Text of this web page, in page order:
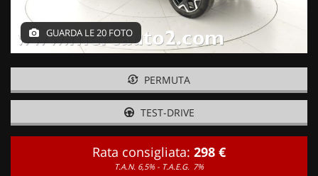
GUARDA LE 20 FOTO
PERMUTA
TEST-DRIVE
Rata consigliata: 298 €
T.A.N. 6,5% - T.A.E.G. 7%